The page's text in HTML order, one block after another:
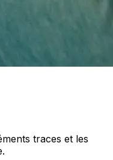
traces et les